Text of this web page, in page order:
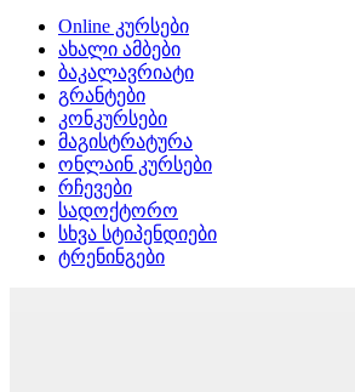
Online კურსები
ახალი ამბები
ბაკალავრიატი
გრანტები
კონკურსები
მაგისტრატურა
ონლაინ კურსები
რჩევები
სადოქტორო
სხვა სტიპენდიები
ტრენინგები